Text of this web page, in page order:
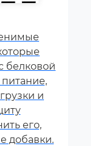
белковой
и
его,
добавки.